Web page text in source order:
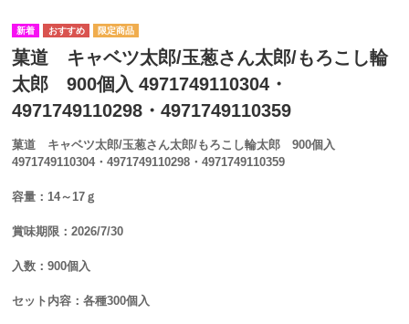
菓道 キャベツ太郎/玉葱さん太郎/もろこし輪
太郎 900個入 4971749110304・
4971749110298・4971749110359
菓道 キャベツ太郎/玉葱さん太郎/もろこし輪太郎 900個入
4971749110304・4971749110298・4971749110359
容量：14～17ｇ
賞味期限：2026/7/30
入数：900個入
セット内容：各種300個入